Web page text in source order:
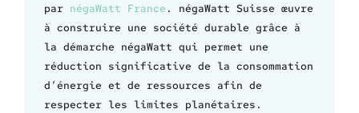
par négaWatt France . négaWatt Suisse œuvre
à construire une société durable grâce à
la démarche négaWatt qui permet une
réduction significative de la consommation
d’énergie et de ressources afin de
respecter les limites planétaires.